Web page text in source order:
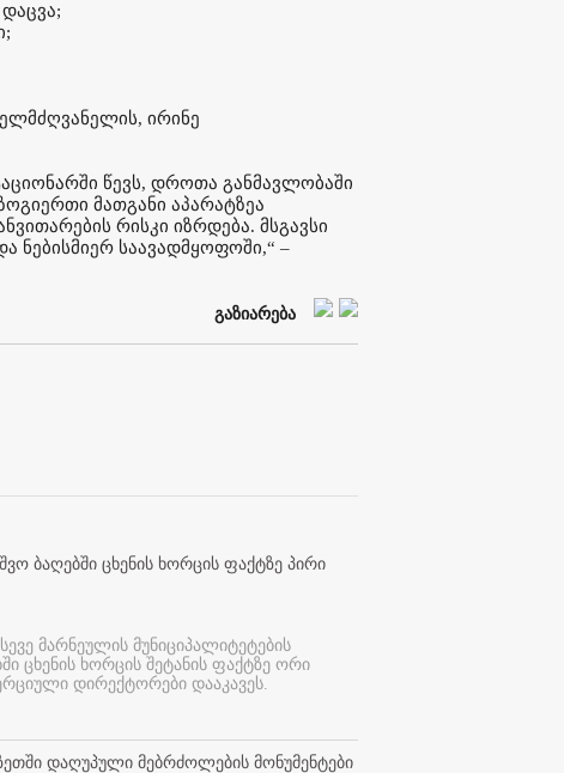
დაცვა;
ირინე
წევს, დროთა განმავლობაში
მათგანი აპარატზეა
რისკი იზრდება. მსგავსი
ნებისმიერ საავადმყოფოში,“ –
გაზიარება
ბაღებში ცხენის ხორცის ფაქტზე პირი
მარნეულის მუნიციპალიტეტების
ცხენის ხორცის შეტანის ფაქტზე ორი
დირექტორები დააკავეს.
დაღუპული მებრძოლების მონუმენტები